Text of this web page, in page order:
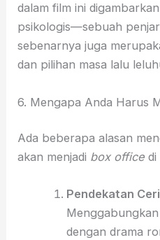
dalam film ini
psikologis—sebuah
sebenarnya juga
dan pilihan masa lalu
6. Mengapa Anda Harus
Ada beberapa alasan
akan menjadi box office di
Pendekatan
dengan drama